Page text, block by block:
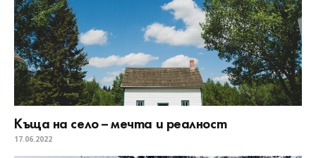
Къща на село – мечта и реалност
17.06.2022